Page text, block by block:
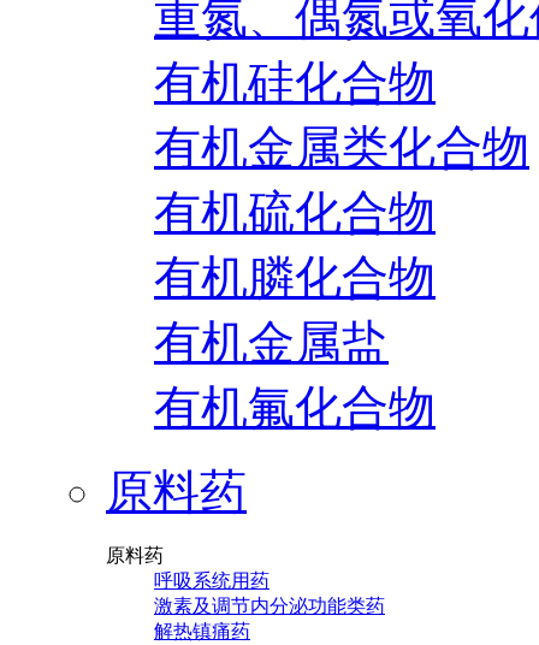
重氮、偶氮或氧
有机硅化合物
有机金属类化合物
有机硫化合物
有机膦化合物
有机金属盐
有机氟化合物
原料药
原料药
呼吸系统用药
激素及调节内分泌功能类药
解热镇痛药